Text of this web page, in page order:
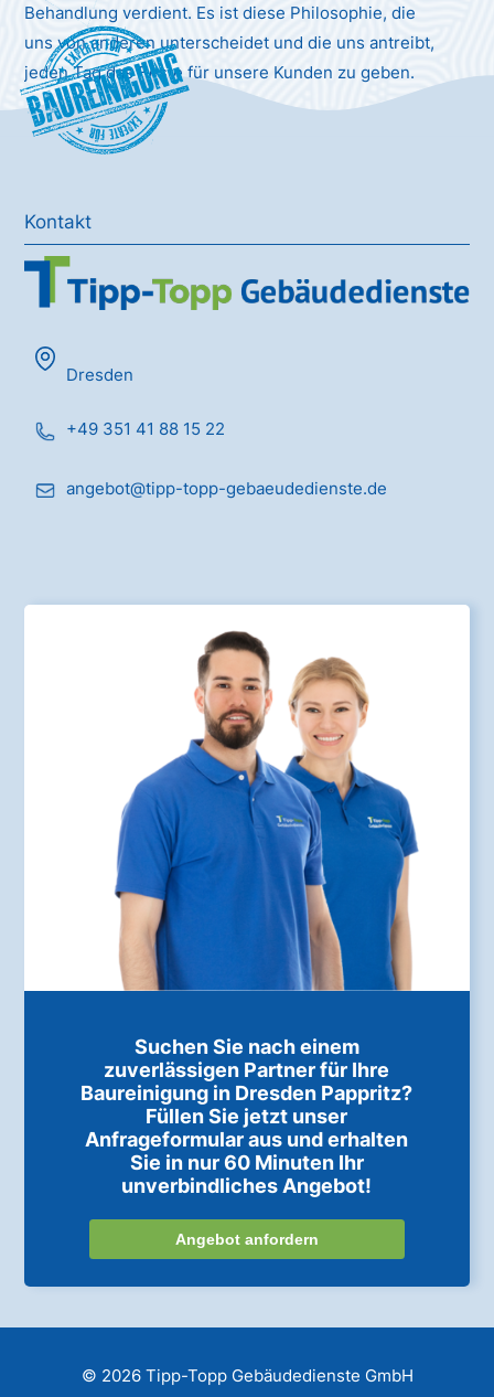
Behandlung verdient. Es ist diese Philosophie, die
uns von anderen unterscheidet und die uns antreibt,
jeden Tag das Beste für unsere Kunden zu geben.
Baureinigung
Kontakt
Dresden
+49 351 41 88 15 22
angebot@tipp-topp-gebaeudedienste.de
Suchen Sie nach einem
zuverlässigen Partner für Ihre
Baureinigung in Dresden Pappritz?
Füllen Sie jetzt unser
Anfrageformular aus und erhalten
Sie in nur 60 Minuten Ihr
unverbindliches Angebot!
Angebot anfordern
© 2026 Tipp-Topp Gebäudedienste GmbH